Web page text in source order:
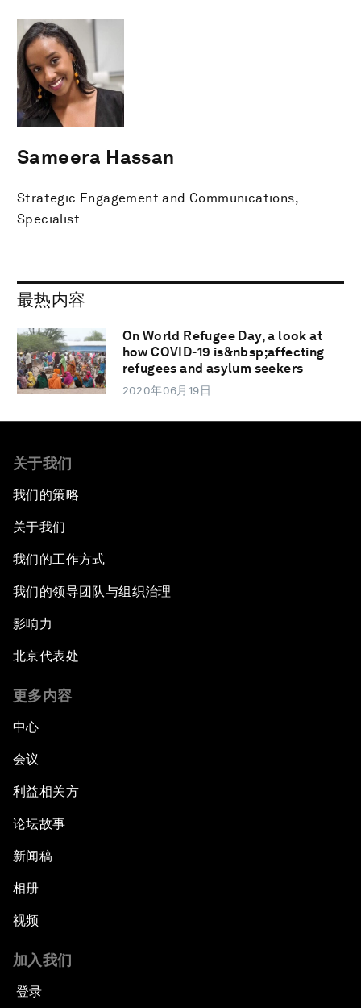
Sameera Hassan
Strategic Engagement and Communications,
Specialist
最热内容
On World Refugee Day, a look at
how COVID-19 is&nbsp;affecting
refugees and asylum seekers
2020年06月19日
关于我们
我们的策略
关于我们
我们的工作方式
我们的领导团队与组织治理
影响力
北京代表处
更多内容
中心
会议
利益相关方
论坛故事
新闻稿
相册
视频
加入我们
登录